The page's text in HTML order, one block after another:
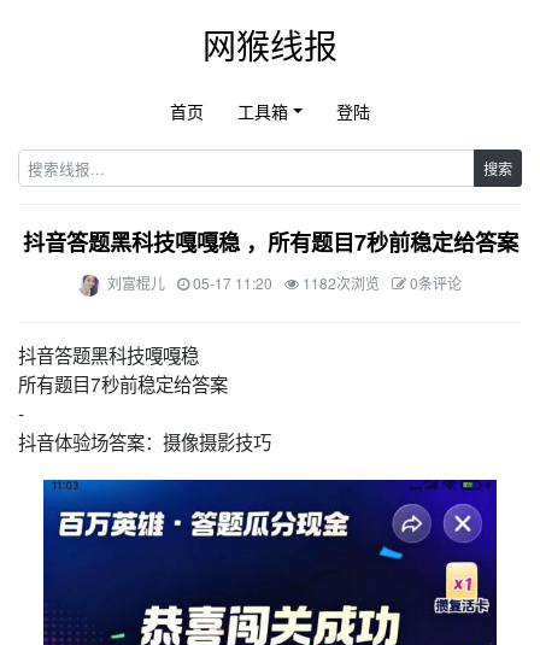
网猴线报
首页 工具箱 登陆
搜索
抖音答题黑科技嘎嘎稳 ，所有题目7秒前稳定给答案
刘富棍儿 05-17 11:20 1182次浏览 0条评论
抖音答题黑科技嘎嘎稳
所有题目7秒前稳定给答案
-
抖音体验场答案：摄像摄影技巧 ​